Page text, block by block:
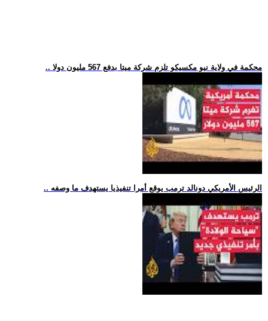
.. محكمة في ولاية نيو مكسيكو تلزم شركة ميتا بدفع 567 مليون دولا
.. الرئيس الأمريكي دونالد ترمب يوقع أمرا تنفيذيا يستهدف ما وصفه